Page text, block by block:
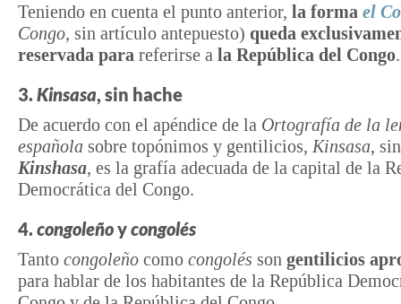
Teniendo en cuenta el punto anterior, la forma el
Congo, sin artículo antepuesto) queda
reservada para referirse a la República del Congo.
3. Kinsasa, sin hache
De acuerdo con el apéndice de la Ortografía de la
española sobre topónimos y gentilicios, Kinsasa,
Kinshasa, es la grafía adecuada de la capital de la
Democrática del Congo.
4. congoleñoycongolés
Tanto congoleño como congolés son gentilicios
para hablar de los habitantes de la República